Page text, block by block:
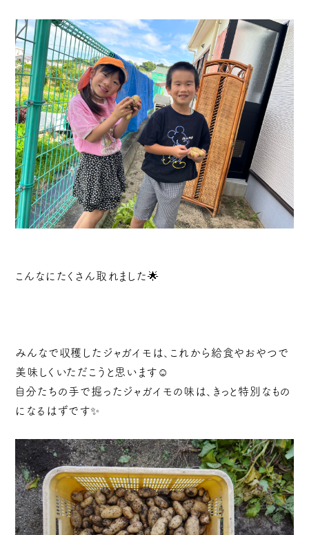
こんなにたくさん取れました🌟
みんなで収穫したジャガイモは、これから給食やおやつで
美味しくいただこうと思います☺️
自分たちの手で掘ったジャガイモの味は、きっと特別なもの
になるはずです✨